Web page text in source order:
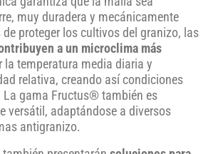
muy duradera y mecánicamente
proteger los cultivos del granizo, las
a un microclima más
la temperatura media diaria y
relativa, creando así condiciones
gama Fructus® también es
versátil, adaptándose a diversos
antigranizo.